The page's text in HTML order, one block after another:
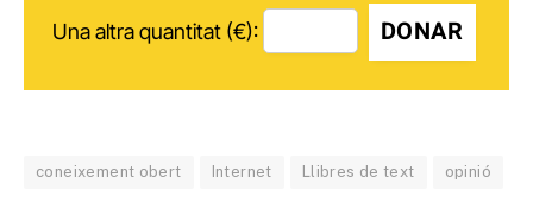
Una altra quantitat (€): DONAR
coneixement obert Internet Llibres de text opinió